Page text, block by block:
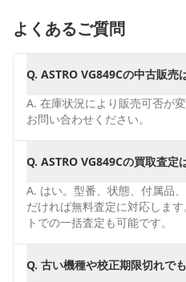
よくあるご質問
Q. ASTRO VG849Cの中古販売
A. 在庫状況により販売可否が
お問い合わせください。
Q. ASTRO VG849Cの買取査定
A. はい。型番、状態、付属品
だければ無料査定に対応しま
トでの一括査定も可能です。
Q. 古い機種や校正期限切れで